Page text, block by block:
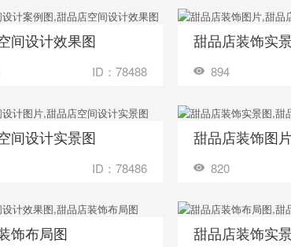
装修成这样要花多少钱？
间设计效果图
ID：78488
收藏 装修
甜品店装饰实
894
装修成这样要花多少钱？
间设计实景图
ID：78486
收藏 装修
甜品店装饰图
820
装修成这样要花多少钱？
饰布局图 收藏 装修
甜品店装饰实